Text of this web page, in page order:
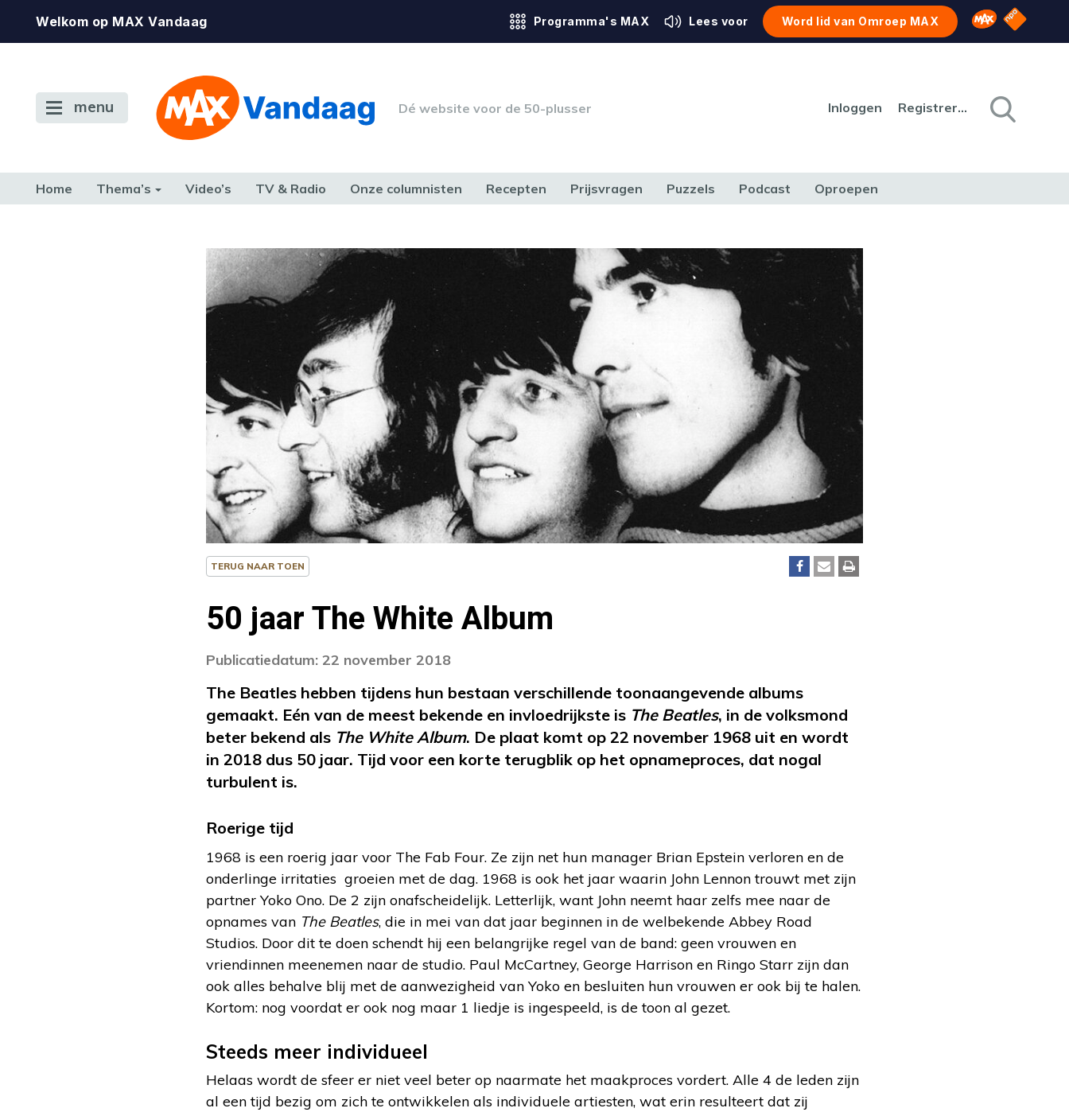
Welkom op MAX Vandaag Programma's MAX Lees voor Word lid van Omroep MAX Omroep MAX
NPO
menu Dé website voor de 50-plusser Inloggen Registreren
Home Thema’s Video’s TV & Radio Onze columnisten Recepten Prijsvragen Puzzels Podcast Oproepen
TERUG NAAR TOEN
50 jaar The White Album
Publicatiedatum: 22 november 2018
The Beatles hebben tijdens hun bestaan verschillende toonaangevende albums
gemaakt. Eén van de meest bekende en invloedrijkste is The Beatles, in de volksmond
beter bekend als The White Album. De plaat komt op 22 november 1968 uit en wordt
in 2018 dus 50 jaar. Tijd voor een korte terugblik op het opnameproces, dat nogal
turbulent is.
Roerige tijd
1968 is een roerig jaar voor The Fab Four. Ze zijn net hun manager Brian Epstein verloren en de
onderlinge irritaties groeien met de dag. 1968 is ook het jaar waarin John Lennon trouwt met zijn
partner Yoko Ono. De 2 zijn onafscheidelijk. Letterlijk, want John neemt haar zelfs mee naar de
opnames van The Beatles, die in mei van dat jaar beginnen in de welbekende Abbey Road
Studios. Door dit te doen schendt hij een belangrijke regel van de band: geen vrouwen en
vriendinnen meenemen naar de studio. Paul McCartney, George Harrison en Ringo Starr zijn dan
ook alles behalve blij met de aanwezigheid van Yoko en besluiten hun vrouwen er ook bij te halen.
Kortom: nog voordat er ook nog maar 1 liedje is ingespeeld, is de toon al gezet.
Steeds meer individueel
Helaas wordt de sfeer er niet veel beter op naarmate het maakproces vordert. Alle 4 de leden zijn
al een tijd bezig om zich te ontwikkelen als individuele artiesten, wat erin resulteert dat zij